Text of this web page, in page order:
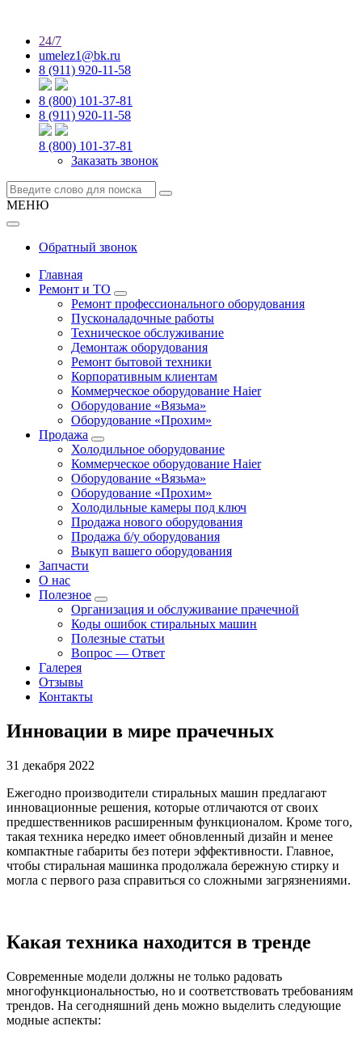
24/7
umelez1@bk.ru
8 (911) 920-11-58
8 (800) 101-37-81
8 (911) 920-11-58
8 (800) 101-37-81
Заказать звонок
МЕНЮ
Обратный звонок
Главная
Ремонт и ТО
Ремонт профессионального оборудования
Пусконаладочные работы
Техническое обслуживание
Демонтаж оборудования
Ремонт бытовой техники
Корпоративным клиентам
Коммерческое оборудование Haier
Оборудование «Вязьма»
Оборудование «Прохим»
Продажа
Холодильное оборудование
Коммерческое оборудование Haier
Оборудование «Вязьма»
Оборудование «Прохим»
Холодильные камеры под ключ
Продажа нового оборудования
Продажа б/у оборудования
Выкуп вашего оборудования
Запчасти
О нас
Полезное
Организация и обслуживание прачечной
Коды ошибок стиральных машин
Полезные статьи
Вопрос — Ответ
Галерея
Отзывы
Контакты
Инновации в мире прачечных
31 декабря 2022
Ежегодно производители стиральных машин предлагают
инновационные решения, которые отличаются от своих
предшественников расширенным функционалом. Кроме того,
такая техника нередко имеет обновленный дизайн и менее
компактные габариты без потери эффективности. Главное,
чтобы стиральная машинка продолжала бережную стирку и
могла с первого раза справиться со сложными загрязнениями.
Какая техника находится в тренде
Современные модели должны не только радовать
многофункциональностью, но и соответствовать требованиям
трендов. На сегодняшний день можно выделить следующие
модные аспекты: